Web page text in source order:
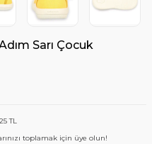
Sarı Çocuk
TL
toplamak için üye olun!